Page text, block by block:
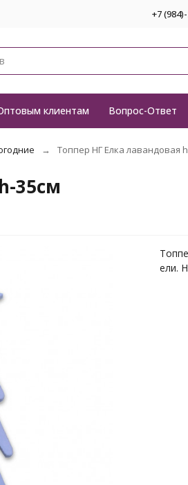
+7
клиентам Вопрос-Ответ
Топпер НГ Елка лавандовая
35см
ели.